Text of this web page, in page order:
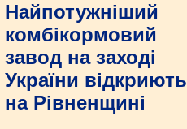
Найпотужніший
комбікормовий
завод на заході
України відкриють
на Рівненщині